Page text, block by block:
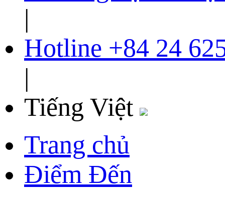
|
Hotline +84 24
|
Tiếng Việt
Trang chủ
Điểm Đến